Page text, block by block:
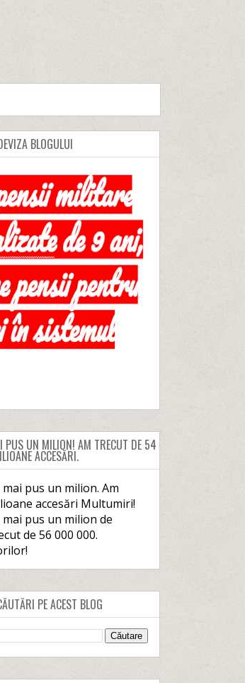
BLOGULUI
UN MILION! AM TRECUT DE 54
ACCESĂRI.
mai pus un milion. Am
accesări Multumiri!
mai pus un milion de
de 56 000 000.
PE ACEST BLOG